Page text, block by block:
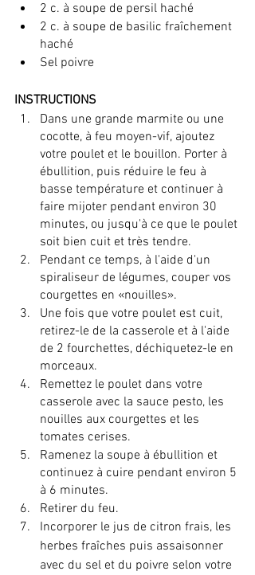
2 c. à soupe de persil haché
2 c. à soupe de basilic fraîchement
haché
Sel poivre
INSTRUCTIONS
Dans une grande marmite ou une
cocotte, à feu moyen-vif, ajoutez
votre poulet et le bouillon. Porter à
ébullition, puis réduire le feu à
basse température et continuer à
faire mijoter pendant environ 30
minutes, ou jusqu'à ce que le poulet
soit bien cuit et très tendre.
Pendant ce temps, à l'aide d'un
spiraliseur de légumes, couper vos
courgettes en «nouilles».
Une fois que votre poulet est cuit,
retirez-le de la casserole et à l'aide
de 2 fourchettes, déchiquetez-le en
morceaux.
Remettez le poulet dans votre
casserole avec la sauce pesto, les
nouilles aux courgettes et les
tomates cerises.
Ramenez la soupe à ébullition et
continuez à cuire pendant environ 5
à 6 minutes.
Retirer du feu.
Incorporer le jus de citron frais, les
herbes fraîches puis assaisonner
avec du sel et du poivre selon votre